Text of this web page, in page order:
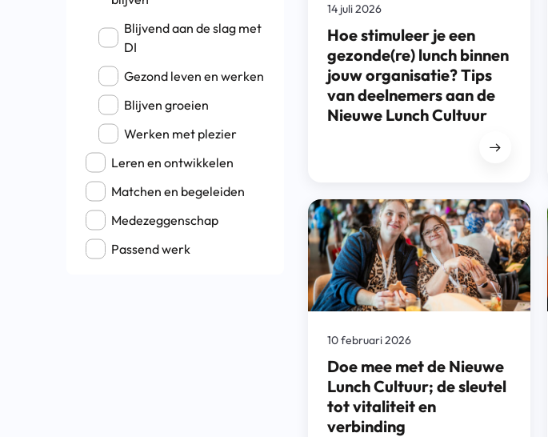
Blijvend aan de slag met
DI
Gezond leven en werken
Blijven groeien
Werken met plezier
Leren en ontwikkelen
Matchen en begeleiden
Medezeggenschap
Passend werk
Hoe stimuleer je een
gezonde(re) lunch binnen
jouw organisatie? Tips
van deelnemers aan de
Nieuwe Lunch Cultuur
14 juli 2026
Doe mee met de Nieuwe
Lunch Cultuur; de sleutel
tot vitaliteit en
verbinding
10 februari 2026